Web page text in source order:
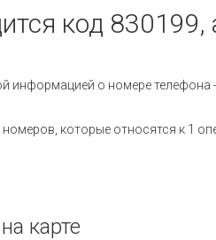
код
информацией о номере
которые относятся к 1
карте